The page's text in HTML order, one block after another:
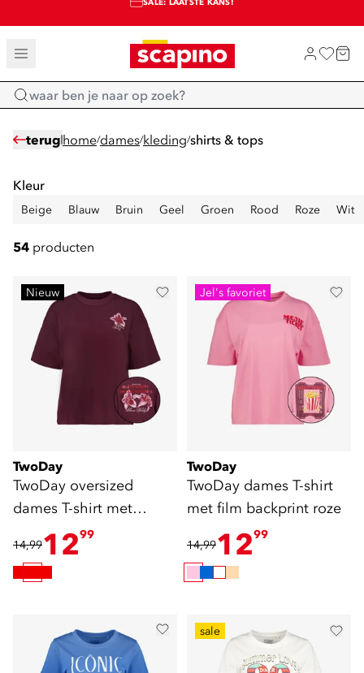
TOT 70% KORTING OP SALE
SHOP NIEUW
Home
terug home/dames/kleding/shirts & tops
Kleur
Beige Blauw Bruin Geel Groen Rood Roze Wit
54 producten
Nieuw
TwoDay
TwoDay oversized
dames T-shirt met
backprint bordeaux
14,991299
Jel's favoriet
TwoDay
TwoDay dames T-shirt
met film backprint roze
14,991299
sale